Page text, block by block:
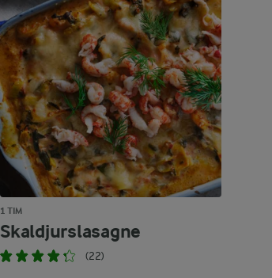
1 TIM
Skaldjurslasagne
(22)